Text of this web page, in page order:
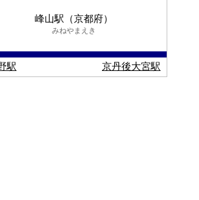
峰山駅（京都府）
みねやまえき
駅 京丹後大宮駅